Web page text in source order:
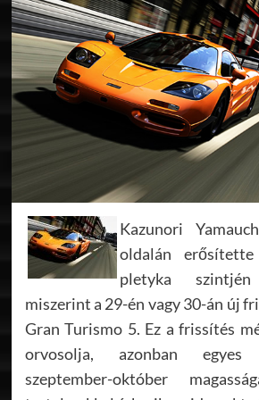
Kazunori
oldalán
pletyka
miszerint a 29-én vagy 30-án új
Gran Turismo 5. Ez a frissítés
orvosolja, azonban
szeptember-október